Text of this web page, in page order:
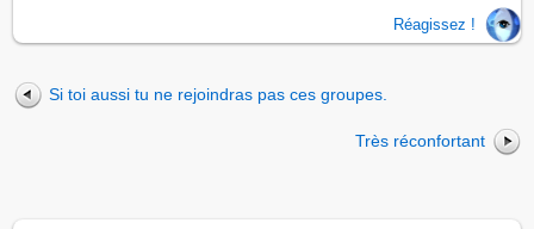
Réagissez !
Si toi aussi tu ne rejoindras pas ces groupes.
Très réconfortant